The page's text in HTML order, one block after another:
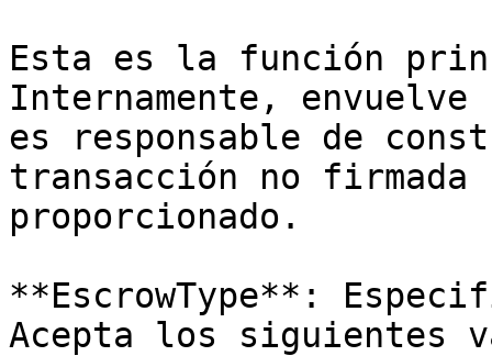
Esta es la función
Internamente,
es responsable de
transacción no firmada
proporcionado.
**EscrowType**:
Acepta los siguientes